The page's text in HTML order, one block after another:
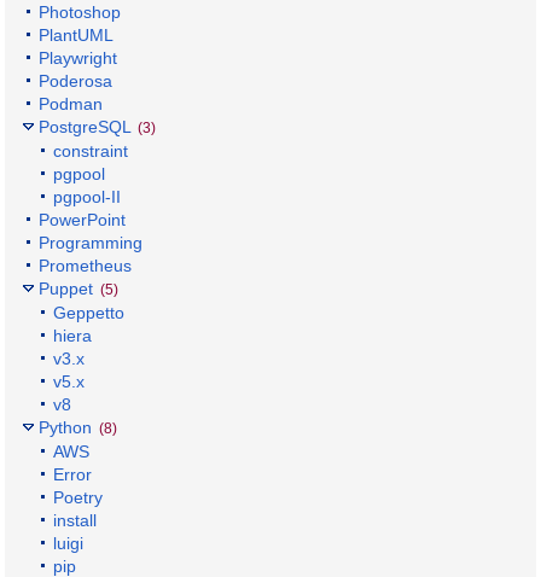
Photoshop
PlantUML
Playwright
Poderosa
Podman
PostgreSQL
(3)
constraint
pgpool
pgpool-II
PowerPoint
Programming
Prometheus
Puppet (5)
Geppetto
hiera
v3.x
v5.x
v8
Python (8)
AWS
Error
Poetry
install
luigi
pip